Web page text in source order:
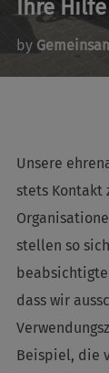
Ihre
by
Unsere
stets Kontakt
stellen so
dass wir
Beispiel, die